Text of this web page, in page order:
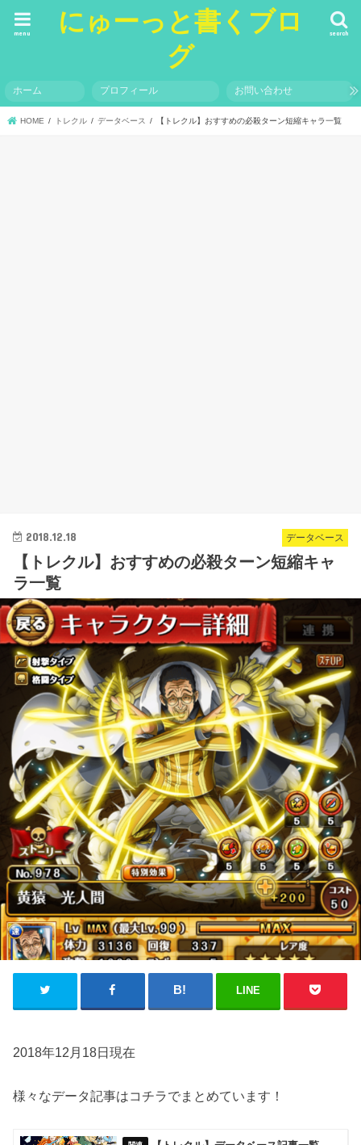
にゅーっと書くブロ
グ
search
menu
ホーム プロフィール お問い合わせ
HOME トレクル データベース 【トレクル】おすすめの必殺ターン短縮キャラ一覧
データベース
2018.12.18
【トレクル】おすすめの必殺ターン短縮キャ
ラ一覧
LINE
2018年12月18日現在
様々なデータ記事はコチラでまとめています！